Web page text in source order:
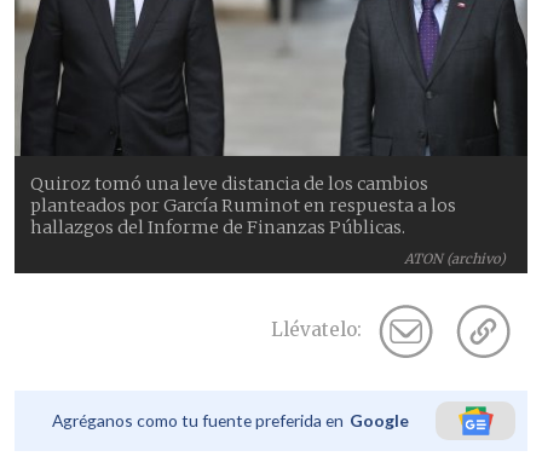
ATON (archivo)
Quiroz tomó una leve distancia de los cambios
planteados por García Ruminot en respuesta a los
hallazgos del Informe de Finanzas Públicas.
Llévatelo:
Agréganos como tu fuente preferida en Google